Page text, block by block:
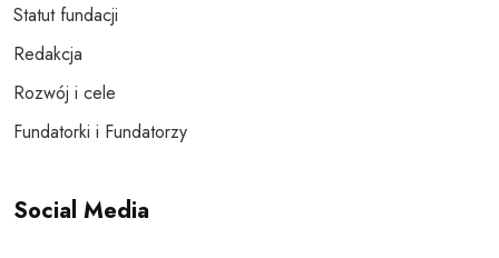
Statut fundacji
Redakcja
Rozwój i cele
Fundatorki i Fundatorzy
Social Media